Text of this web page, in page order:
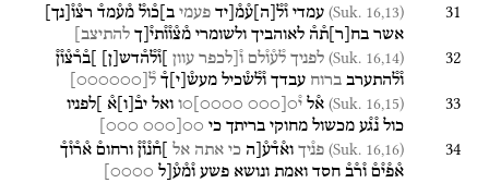
31
(Suk. 16,13) עמדי ו֯ל֯ ה ע֯מ֯[יד פעמי ב]כ֯ול֯ מ֯ע֯מד֯ רצ֯ו֯ נך
אשר בח ר ת֯ה֯ לאוהביך ולשומרי מ֯צ֯ו֯ו֯תי֯[ך להתיצב]
32
(Suk. 16,14) לפניך ל֯ע֯ו֯לם ו֯[לכפר עוון ]ו֯ל֯ה֯דש ן
]ב֯ר֯צ֯ו֯ן֯
ו֯ל֯התערב ברוח עבדך ו֯ל֯ש֯כיל מעש֯ י ך֯ ל֯ ○○○○○○
33
(Suk. 16,15) א֯ל י֯○[○○○ ○○○○]○ו ואל יב֯ ו א֯
]לפניו
כול נ֯ג֯ע מכשול מחוקי בריתך כי ○○[○○○
○○○]
34
(Suk. 16,16) פנ֯יך וא֯ד֯ע֯[ה כי אתה אל ]ח֯נ֯ו֯ן֯ ורחום֯ א֯ר֯ו֯ך֯
א֯פ֯י֯ם֯ ו֯ר֯ב֯ חסד ואמת ונושא פשע ו֯מ֯ע֯[ל ○○○○]